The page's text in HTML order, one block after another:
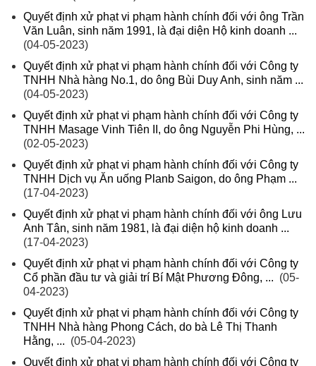
Quyết định xử phạt vi phạm hành chính đối với ông Trần
Văn Luân, sinh năm 1991, là đại diện Hộ kinh doanh ...
(04-05-2023)
Quyết định xử phạt vi phạm hành chính đối với Công ty
TNHH Nhà hàng No.1, do ông Bùi Duy Anh, sinh năm ...
(04-05-2023)
Quyết định xử phạt vi phạm hành chính đối với Công ty
TNHH Masage Vinh Tiên II, do ông Nguyễn Phi Hùng, ...
(02-05-2023)
Quyết định xử phạt vi phạm hành chính đối với Công ty
TNHH Dịch vụ Ăn uống Planb Saigon, do ông Phạm ...
(17-04-2023)
Quyết định xử phạt vi phạm hành chính đối với ông Lưu
Anh Tân, sinh năm 1981, là đại diện hộ kinh doanh ...
(17-04-2023)
Quyết định xử phạt vi phạm hành chính đối với Công ty
Cổ phần đầu tư và giải trí Bí Mật Phương Đông, ... (05-
04-2023)
Quyết định xử phạt vi phạm hành chính đối với Công ty
TNHH Nhà hàng Phong Cách, do bà Lê Thị Thanh
Hằng, ... (05-04-2023)
Quyết định xử phạt vi phạm hành chính đối với Công ty